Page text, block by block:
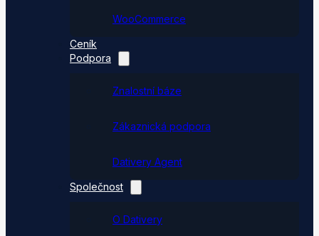
WooCommerce
Ceník
Podpora
Znalostní báze
Zákaznická podpora
Dativery Agent
Společnost
O Dativery